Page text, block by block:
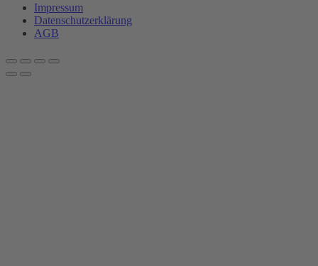
Impressum
Datenschutz­erklärung
AGB